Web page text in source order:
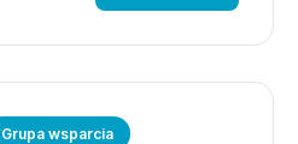
Grupa wsparcia